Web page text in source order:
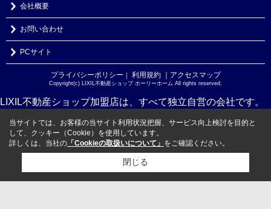
会社概要
お問い合わせ
PCサイト
プライバシーポリシー ｜ 利用規約 ｜アクセスマップ
Copyright(c) LIXIL不動産ショップ ホーリーホーム All rights reserved.
LIXIL不動産ショップ加盟店は、すべて独立自営の会社です。
当サイトでは、お客様の当サイト利用状況把握、サービス向上検討を目的と
して、クッキー（Cookie）を使用しています。
詳しくは、当社の 「Cookieの取扱いについて」 をご確認ください。
閉じる